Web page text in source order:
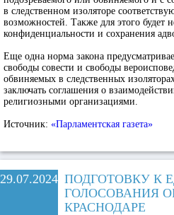
в следственном изоляторе
возможностей. Также для этого будет
конфиденциальности и сохранения
Еще одна норма закона
свободы совести и свободы
обвиняемых в следственных
заключать соглашения о
религиозными организациями.
Источник: «Парламентская газета»
29.07.2024 ПОДГОТОВКУ К
ГОЛОСОВАНИЯ
КРАСНОДАРЕ